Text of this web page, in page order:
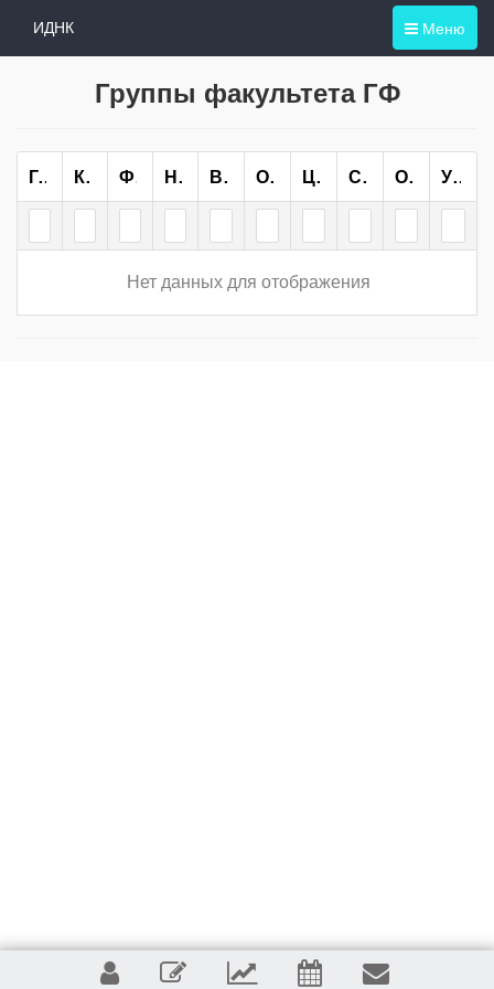
Меню
ИДНК
Группы факультета ГФ
Группа Курс Форма Обучения Направление/специальность Всего ОО ЦН СН ОП Учебный План
Нет данных для отображения